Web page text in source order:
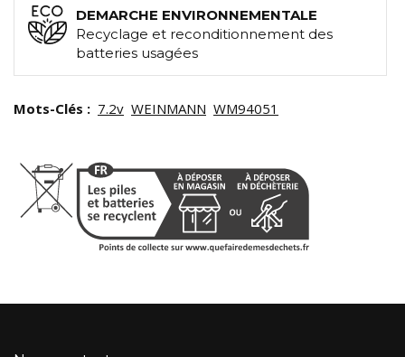
DEMARCHE ENVIRONNEMENTALE
Recyclage et reconditionnement des
batteries usagées
Mots-Clés : 7.2v WEINMANN WM94051